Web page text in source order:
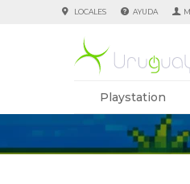
Playstation
LOCALES AYUDA